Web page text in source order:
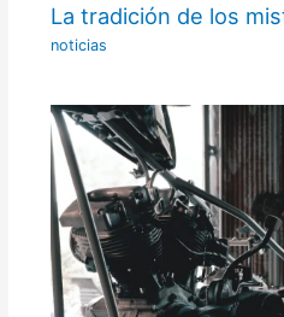
La tradición de los
noticias